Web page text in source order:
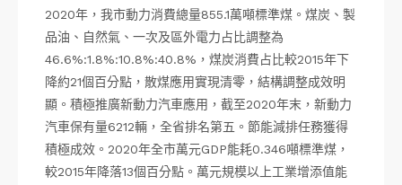
2020年，我市動力消費總量855.1萬噸標準煤。煤炭、製
品油、自然氣、一次及區外電力占比調整為
46.6%:1.8%:10.8%:40.8%，煤炭消費占比較2015年下
降約21個百分點，散煤應用實現清零，結構調整成效明
顯。積極推廣新動力汽車應用，截至2020年末，新動力
汽車保有量6212輛，全省排名第五。節能減排任務獲得
積極成效。2020年全市萬元GDP能耗0.346噸標準煤，
較2015年降落13個百分點。萬元規模以上工業增添值能